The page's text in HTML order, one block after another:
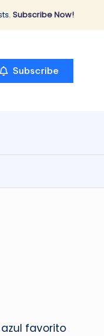
Subscribe Now!
Subscribe
favorito